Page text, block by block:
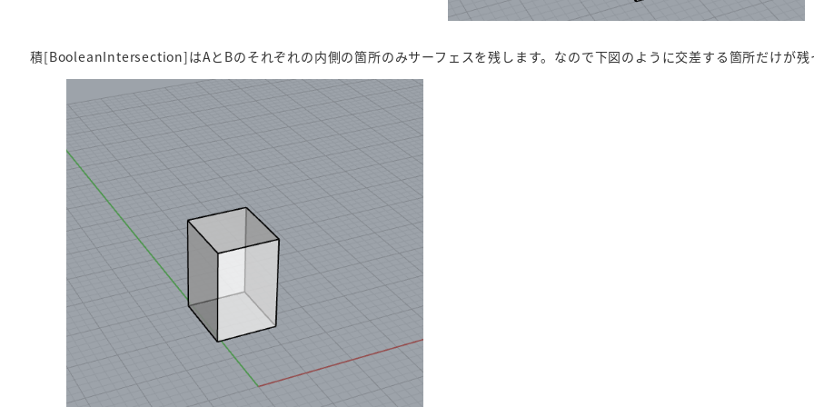
積[BooleanIntersection]はAとBのそれぞれの内側の箇所のみサーフェスを残します。なので下図のように交差する箇所だけが残